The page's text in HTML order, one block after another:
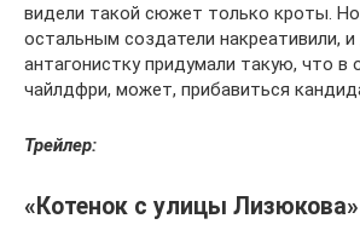
видели такой сюжет только кроты.
остальным создатели накреативили,
антагонистку придумали такую, что в
чайлдфри, может, прибавиться
Трейлер:
«Котенок с улицы Лизюкова»